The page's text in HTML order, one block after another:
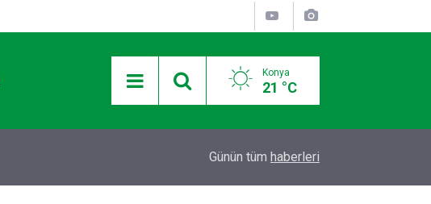
Konya
21 °C
Otomobilde silahla başlarından vurulan 2
Günün tüm haberleri